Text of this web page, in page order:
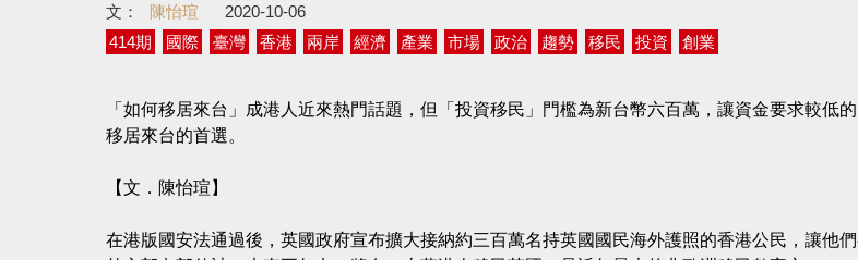
文： 陳怡瑄
2020-10-06
414期
國際 臺灣 香港 兩岸 經濟 產業 市場 政治 趨勢 移民 投資 創業
「如何移居來台」成港人近來熱門話題，但「投資移民」門檻為新台幣六百萬，讓資金要求較低
移居來台的首選。
【文．陳怡瑄】
在港版國安法通過後，英國政府宣布擴大接納約三百萬名持英國國民海外護照的香港公民，讓他